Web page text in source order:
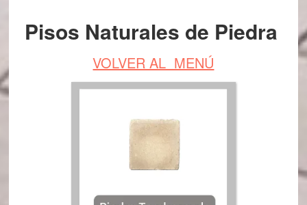
Pisos Naturales de Piedra
VOLVER AL MENÚ